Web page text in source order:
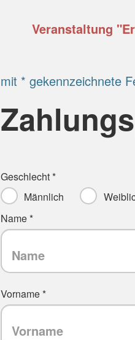
Veranstaltung
mit * gekennzeichnete
Geschlecht *
Männlich
Name *
Vorname *